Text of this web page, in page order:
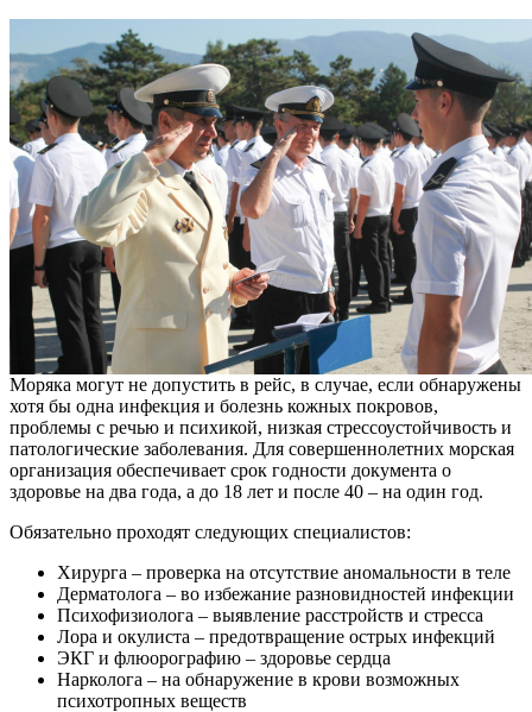
Моряка могут не допустить в рейс, в случае, если обнаружены
хотя бы одна инфекция и болезнь кожных покровов,
проблемы с речью и психикой, низкая стрессоустойчивость и
патологические заболевания. Для совершеннолетних морская
организация обеспечивает срок годности документа о
здоровье на два года, а до 18 лет и после 40 – на один год.
Обязательно проходят следующих специалистов:
Хирурга – проверка на отсутствие аномальности в теле
Дерматолога – во избежание разновидностей инфекции
Психофизиолога – выявление расстройств и стресса
Лора и окулиста – предотвращение острых инфекций
ЭКГ и флюорографию – здоровье сердца
Нарколога – на обнаружение в крови возможных
психотропных веществ